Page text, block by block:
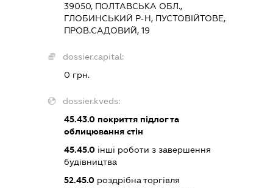
39050, ПОЛТАВСЬКА ОБЛ.,
ГЛОБИНСЬКИЙ Р-Н, ПУСТОВІЙТОВЕ,
ПРОВ.САДОВИЙ, 19
dossier.capital:
0 грн.
dossier.kveds:
45.43.0покриття підлог та
облицювання стін
45.45.0інші роботи з завершення
будівництва
52.45.0роздрібна торгівля